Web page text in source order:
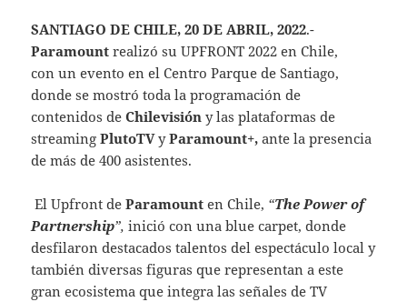
SANTIAGO DE CHILE, 20 DE ABRIL, 2022.-
Paramount realizó su UPFRONT 2022 en Chile,
con un evento en el Centro Parque de Santiago,
donde se mostró toda la programación de
contenidos deChilevisión y las plataformas de
streamingPlutoTVyParamount+, ante la presencia
de más de 400 asistentes.
El Upfront deParamount en Chile, “The Power of
Partnership”, inició con una blue carpet, donde
desfilaron destacados talentos del espectáculo local y
también diversas figuras que representan a este
gran ecosistema que integra las señales de TV